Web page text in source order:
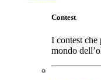
Contest
I contest che
mondo